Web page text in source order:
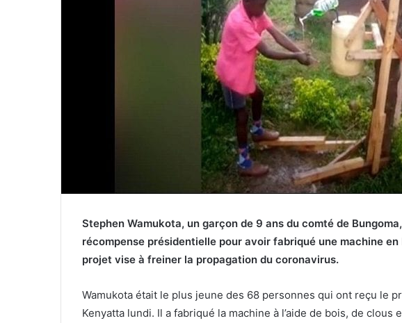
Stephen Wamukota, un garçon de 9 ans du comté de
récompense présidentielle pour avoir fabriqué une machine
projet vise à freiner la propagation du coronavirus.
Wamukota était le plus jeune des 68 personnes qui ont reçu le
Kenyatta lundi. Il a fabriqué la machine à l’aide de bois, de clous